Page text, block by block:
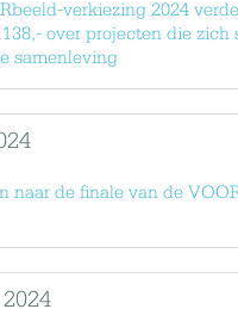
verkiezing 2024
over projecten die zich
samenleving
naar de finale van de